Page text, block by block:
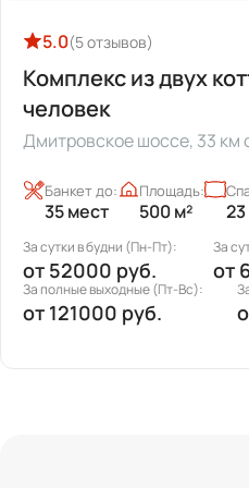
5.0(5 отзывов)
Комплекс из двух
человек
Дмитровское шоссе, 33
35 мест
Банкет до:
500 м²
Площадь:
23
За сутки в будни (Пн-Пт):
от 52000 руб.
За
от
За полные выходные (Пт-Вс):
от 121000 руб.